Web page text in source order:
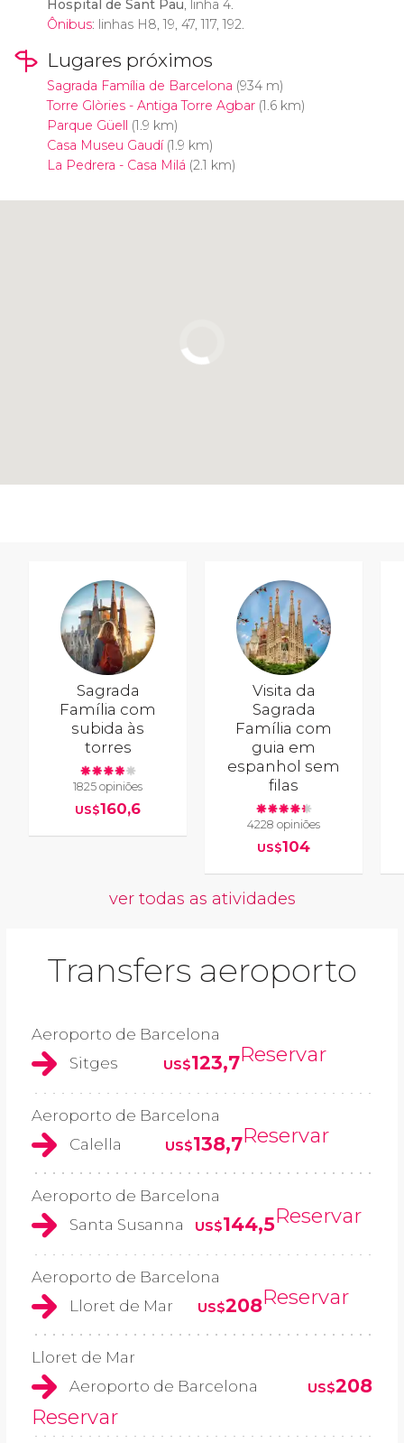
Hospital de Sant Pau, linha 4.
Ônibus: linhas H8, 19, 47, 117, 192.
Lugares próximos
Sagrada Família de Barcelona (934 m)
Torre Glòries - Antiga Torre Agbar(1.6 km)
Parque Güell (1.9 km)
Casa Museu Gaudí(1.9 km)
La Pedrera - Casa Milá (2.1 km)
Sagrada
Família com
subida às
torres
1825 opiniões
US$160,6
Visita da
Sagrada
Família com
guia em
espanhol sem
filas
4228 opiniões
US$104
ver todas as atividades
Transfers aeroporto
Aeroporto de Barcelona
Sitges
US$123,7Reservar
Aeroporto de Barcelona
Calella
US$138,7Reservar
Aeroporto de Barcelona
Santa Susanna
US$144,5Reservar
Aeroporto de Barcelona
Lloret de Mar
US$208Reservar
Lloret de Mar
Aeroporto de Barcelona
US$208
Reservar